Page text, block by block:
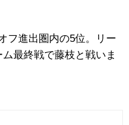
フ進出圏内の5位。リー
最終戦で藤枝と戦いま